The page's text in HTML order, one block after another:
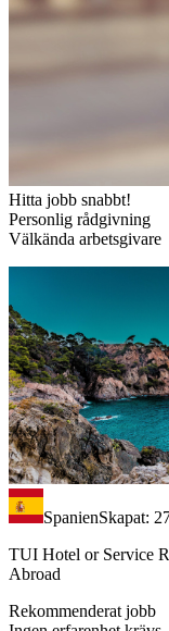
Hitta jobb snabbt!
Personlig rådgivning
Välkända arbetsgivare
SpanienSkapat:
TUI Hotel or Service
Abroad
Rekommenderat jobb